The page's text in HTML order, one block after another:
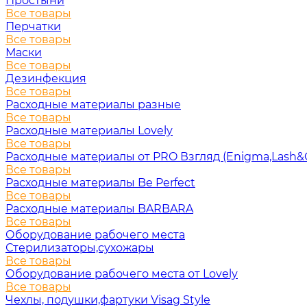
Все товары
Перчатки
Все товары
Маски
Все товары
Дезинфекция
Все товары
Расходные материалы разные
Все товары
Расходные материалы Lovely
Все товары
Расходные материалы от PRO Взгляд
Все товары
Расходные материалы Be Perfect
Все товары
Расходные материалы BARBARA
Все товары
Оборудование рабочего места
Стерилизаторы,сухожары
Все товары
Оборудование рабочего места от Lovely
Все товары
Чехлы, подушки,фартуки Visag Style